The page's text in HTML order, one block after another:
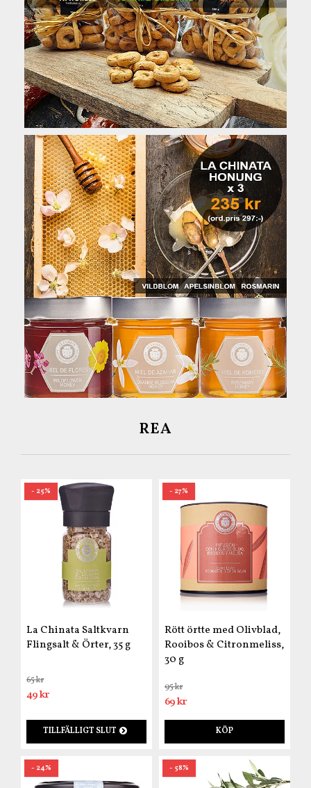
REA
- 25%
La Chinata Saltkvarn
Flingsalt & Örter, 35 g
65 kr
49 kr
TILLFÄLLIGT SLUT
- 27%
Rött örtte med Olivblad,
Rooibos & Citronmeliss,
30 g
95 kr
69 kr
KÖP
- 24% - 58%